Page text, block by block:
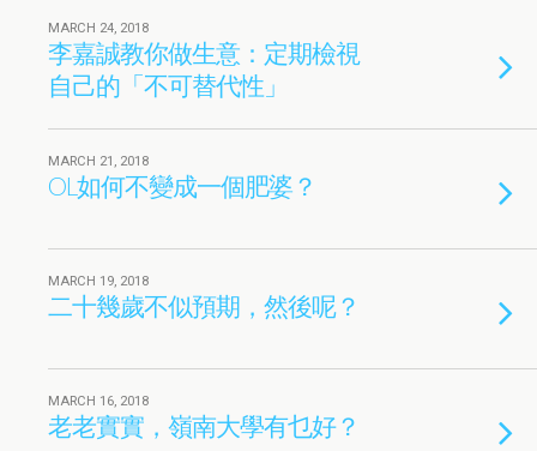
MARCH 24, 2018
李嘉誠教你做生意：定期檢視
自己的「不可替代性」
MARCH 21, 2018
OL如何不變成一個肥婆？
MARCH 19, 2018
二十幾歲不似預期，然後呢？
MARCH 16, 2018
老老實實，嶺南大學有乜好？